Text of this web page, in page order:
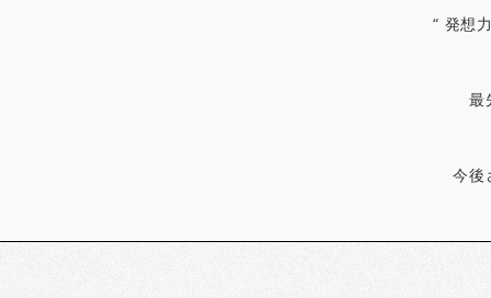
“ 発想
最
今後